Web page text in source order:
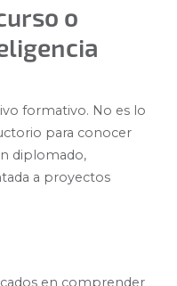
o
formativo. No es lo
para conocer
diplomado,
a proyectos
en comprender